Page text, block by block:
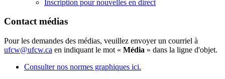
Inscription pour nouvelles en direct
Contact médias
Pour les demandes des médias, veuillez envoyer un courriel à
ufcw@ufcw.ca en indiquant le mot « Média » dans la ligne d'objet.
Consulter nos normes graphiques ici.